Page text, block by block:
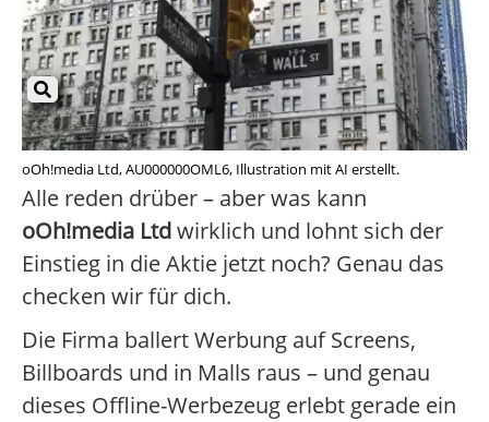
oOh!media Ltd, AU000000OML6, Illustration mit AI erstellt.
Alle reden drüber – aber was kann
oOh!media Ltdwirklich und lohnt sich der
Einstieg in die Aktie jetzt noch? Genau das
checken wir für dich.
Die Firma ballert Werbung auf Screens,
Billboards und in Malls raus – und genau
dieses Offline-Werbezeug erlebt gerade ein